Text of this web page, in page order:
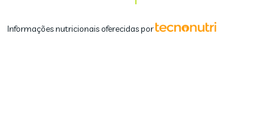
Informações nutricionais oferecidas por